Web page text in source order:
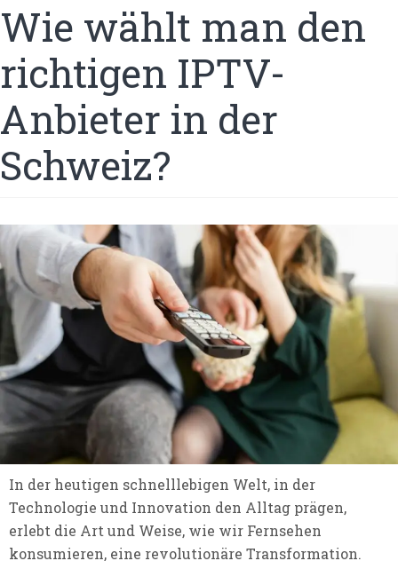
Wie wählt man den
richtigen IPTV-
Anbieter in der
Schweiz?
In der heutigen schnelllebigen Welt, in der
Technologie und Innovation den Alltag prägen,
erlebt die Art und Weise, wie wir Fernsehen
konsumieren, eine revolutionäre Transformation.